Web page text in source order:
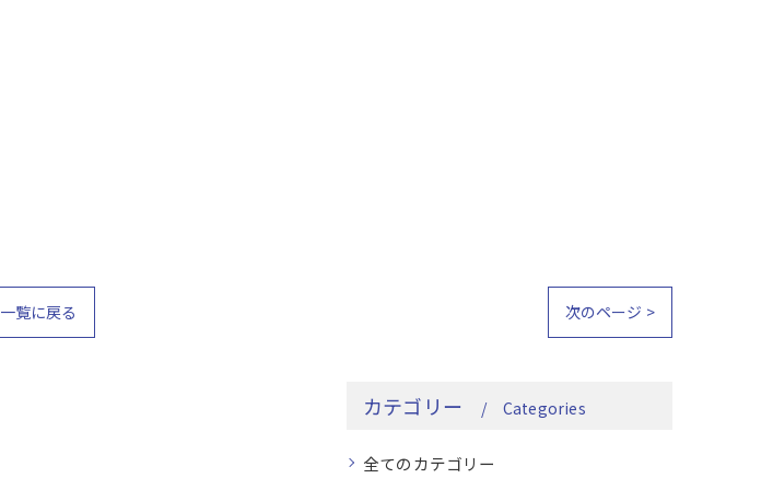
一覧に戻る 次のページ >
カテゴリー Categories
全てのカテゴリー